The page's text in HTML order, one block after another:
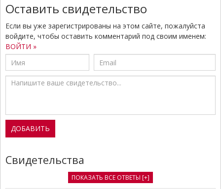
Оставить свидетельство
Если вы уже зарегистрированы на этом сайте, пожалуйста
войдите, чтобы оставить комментарий под своим именем:
ВОЙТИ »
Свидетельства
ПОКАЗАТЬ ВСЕ ОТВЕТЫ [+]